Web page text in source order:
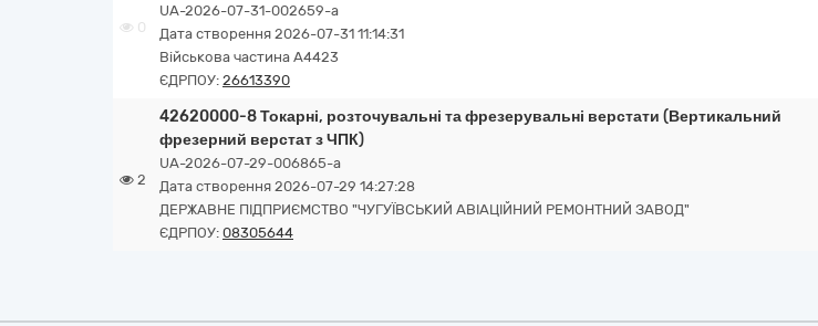
0
UA-2026-07-31-002659-a
Дата створення 2026-07-31 11:14:31
Військова частина А4423
ЄДРПОУ: 26613390
2
42620000-8 Токарні, розточувальні та фрезерувальні верстати (Вертикальний
фрезерний верстат з ЧПК)
UA-2026-07-29-006865-a
Дата створення 2026-07-29 14:27:28
ДЕРЖАВНЕ ПІДПРИЄМСТВО "ЧУГУЇВСЬКИЙ АВІАЦІЙНИЙ РЕМОНТНИЙ ЗАВОД"
ЄДРПОУ: 08305644